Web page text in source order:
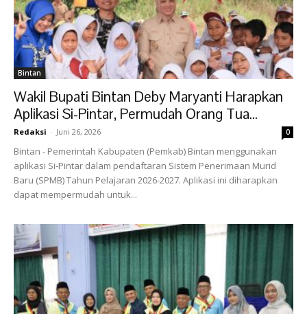
Bintan
Wakil Bupati Bintan Deby Maryanti Harapkan
Aplikasi Si-Pintar, Permudah Orang Tua...
Redaksi - Juni 26, 2026 0
Bintan - Pemerintah Kabupaten (Pemkab) Bintan menggunakan
aplikasi Si-Pintar dalam pendaftaran Sistem Penerimaan Murid
Baru (SPMB) Tahun Pelajaran 2026-2027. Aplikasi ini diharapkan
dapat mempermudah untuk...